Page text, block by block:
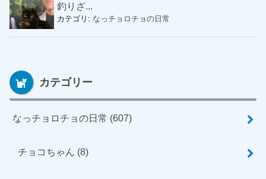
釣りざ...
カテゴリ: なっチョロチョの日常
カテゴリー
なっチョロチョの日常 (607)
チョコちゃん (8)